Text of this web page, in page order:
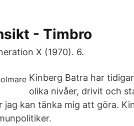
- Timbro
X (1970). 6.
Kinberg Batra har
olika nivåer, drivit och
jag kan tänka mig att göra.